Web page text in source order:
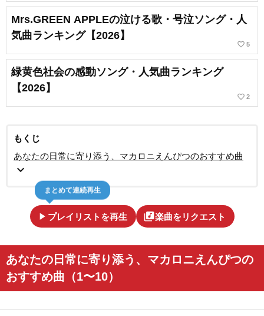
Mrs.GREEN APPLEの泣ける歌・号泣ソング・人
気曲ランキング【2026】
favorite_border 5
緑黄色社会の感動ソング・人気曲ランキング
【2026】
favorite_border 2
もくじ
あなたの日常に寄り添う、マカロニえんぴつのおすすめ曲
expand_more
play_arrow プレイリストを再生
まとめて連続再生
library_music楽曲をリクエスト
あなたの日常に寄り添う、マカロニえんぴつの
おすすめ曲（1〜10）